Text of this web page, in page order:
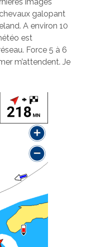
galopant
A environ 10
est
Force 5 à 6
m’attendent. Je